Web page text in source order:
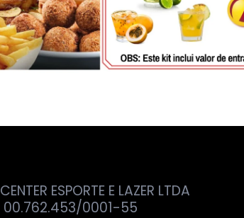
ESPORTE E LAZER LTDA
00.762.453/0001-55